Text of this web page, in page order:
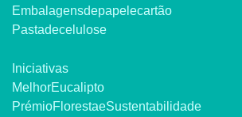
Embalagens de papel e cartão
Pasta de celulose
Iniciativas
Melhor Eucalipto
Prémio Floresta e Sustentabilidade